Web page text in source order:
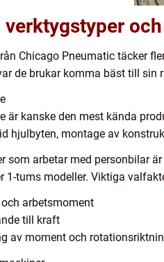
verktygstyper
Chicago Pneumatic täcker
de brukar komma bäst till sin
är kanske den mest kända
hjulbyten, montage av
som arbetar med personbilar
1-tums modeller. Viktiga
arbetsmoment
till kraft
av moment och